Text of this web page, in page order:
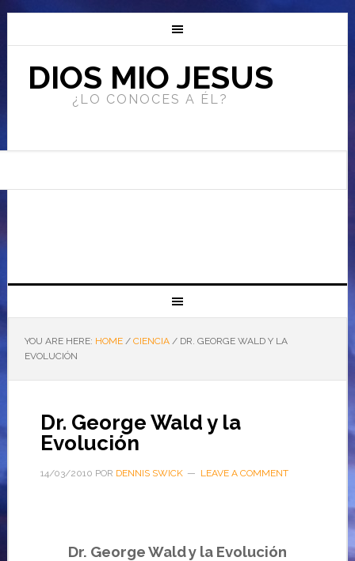
DIOS MIO JESUS
¿LO CONOCES A ÉL?
YOU ARE HERE: HOME / CIENCIA /DR. GEORGE WALD Y LA
EVOLUCIÓN
Dr. George Wald y la
Evolución
14/03/2010 POR DENNIS SWICK LEAVE A COMMENT
Dr. George Wald y la Evolución